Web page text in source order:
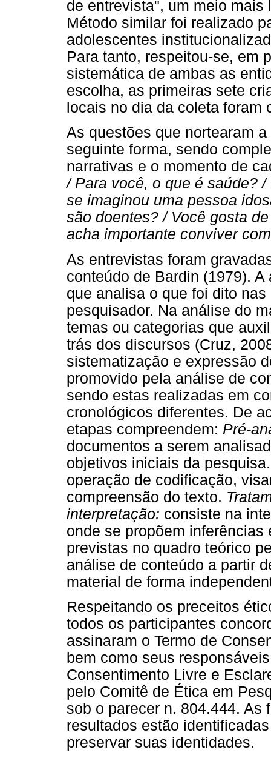
de entrevista", um meio
Método similar foi realizado
adolescentes
Para tanto, respeitou-se, em
sistemática de ambas as
escolha, as primeiras sete
locais no dia da coleta
As questões que nortearam
seguinte forma, sendo
narrativas e o momento de
/ Para você, o que é saúde?
se imaginou uma pessoa
são doentes? / Você gosta
acha importante conviver
As entrevistas foram
conteúdo de Bardin (1979).
que analisa o que foi dito
pesquisador. Na análise do
temas ou categorias que
trás dos discursos (Cruz,
sistematização e expressão
promovido pela análise de
sendo estas realizadas em
cronológicos diferentes. De
etapas compreendem: Pré-
documentos a serem
objetivos iniciais da
operação de codificação,
compreensão do texto.
interpretação: consiste na
onde se propõem
previstas no quadro teórico
análise de conteúdo a partir
material de forma
Respeitando os preceitos
todos os participantes
assinaram o Termo de
bem como seus
Consentimento Livre e
pelo Comitê de Ética em
sob o parecer n. 804.444.
resultados estão
preservar suas identidades.